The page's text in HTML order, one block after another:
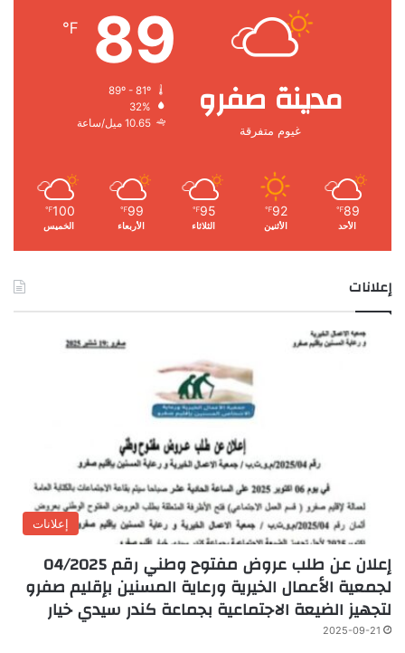
مدينة صفرو
غيوم متفرقة
89
℉
32%
10.65 ميل/ساعة
89
℉
الأحد
92
℉
الأثنين
95
℉
الثلاثاء
99
℉
الأربعاء
100
℉
الخميس
إعلانات
إعلانات
إعلان عن طلب عروض مفتوح وطني رقم 04/2025
لجمعية الأعمال الخيرية ورعاية المسنين بإقليم صفرو
لتجهيز الضيعة الاجتماعية بجماعة كندر سيدي خيار
2025-09-21